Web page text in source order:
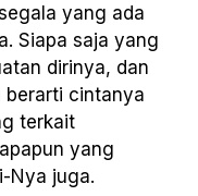
yang ada
Siapa saja yang
dirinya, dan
berarti cintanya
terkait
yang
Nya juga.